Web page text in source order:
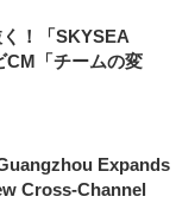
！「SKYSEA
「チームの変
Expands
Cross-Channel